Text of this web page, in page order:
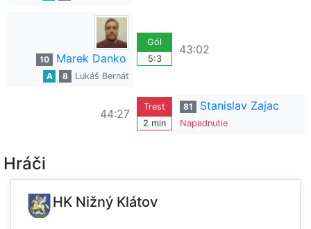
10 Marek Danko
A 8 Lukáš Bernát
Gól
5:3
43:02
44:27
Trest
2 min
81 Stanislav Zajac
Napadnutie
Hráči
HK Nižný Klátov